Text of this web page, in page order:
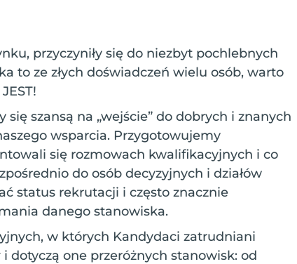
przyczyniły się do niezbyt pochlebnych
to ze złych doświadczeń wielu osób, warto
szansą na „wejście” do dobrych i znanych
wsparcia. Przygotowujemy
się rozmowach kwalifikacyjnych i co
do osób decyzyjnych i działów
status rekrutacji i często znacznie
danego stanowiska.
w których Kandydaci zatrudniani
i dotyczą one przeróżnych stanowisk: od